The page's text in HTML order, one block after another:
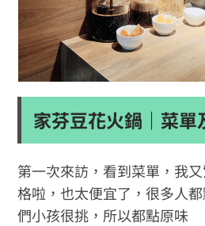
家芬豆花火鍋｜菜單
第一次來訪，看到菜單，我
格啦，也太便宜了，很多人
們小孩很挑，所以都點原味